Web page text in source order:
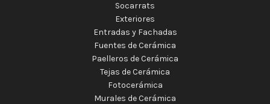
Socarrats
Exteriores
Entradas y Fachadas
Fuentes de Cerámica
Paelleros de Cerámica
Tejas de Cerámica
Fotocerámica
Murales de Cerámica